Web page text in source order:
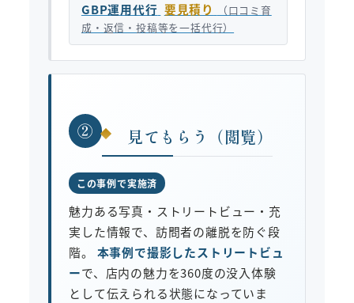
GBP運用代行 要見積り
（口コミ育
成・返信・投稿等を一括代行）
② 見てもらう（閲覧）
この事例で実施済
魅力ある写真・ストリートビュー・充
実した情報で、訪問者の離脱を防ぐ段
階。 本事例で撮影したストリートビュ
ーで、店内の魅力を360度の没入体験
として伝えられる状態になっていま